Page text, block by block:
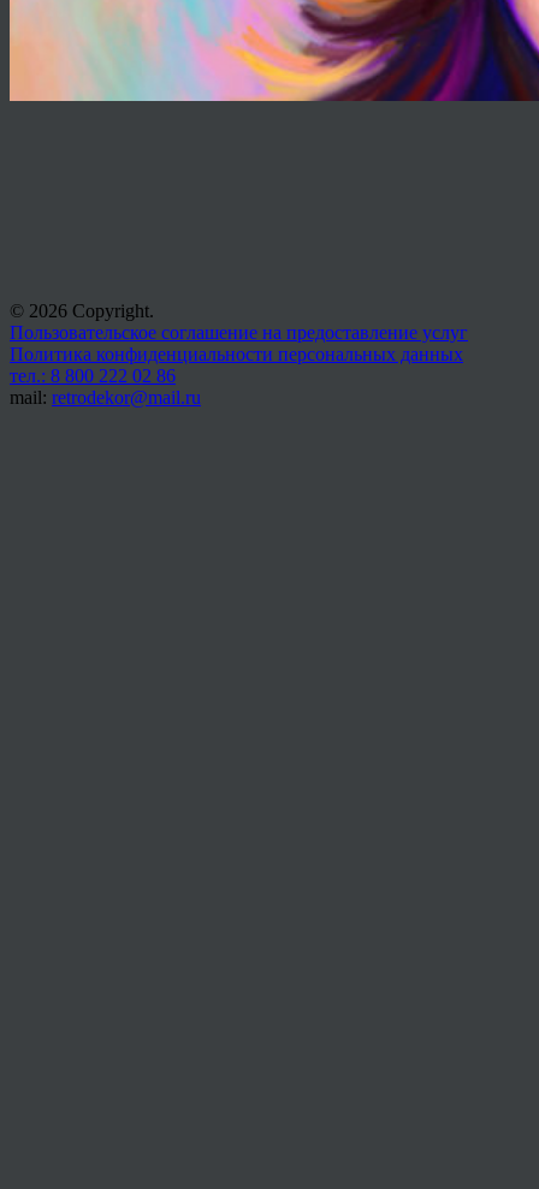
© 2026 Copyright.
Пользовательское соглашение на предоставление услуг
Политика конфиденциальности персональных данных
тел.: 8 800 222 02 86
mail: retrodekor@mail.ru